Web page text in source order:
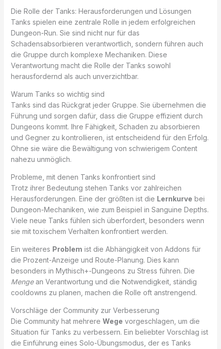
Die Rolle der Tanks: Herausforderungen und Lösungen
Tanks spielen eine zentrale Rolle in jedem erfolgreichen
Dungeon-Run. Sie sind nicht nur für das
Schadensabsorbieren verantwortlich, sondern führen auch
die Gruppe durch komplexe Mechaniken. Diese
Verantwortung macht die Rolle der Tanks sowohl
herausfordernd als auch unverzichtbar.
Warum Tanks so wichtig sind
Tanks sind das Rückgrat jeder Gruppe. Sie übernehmen die
Führung und sorgen dafür, dass die Gruppe effizient durch
Dungeons kommt. Ihre Fähigkeit, Schaden zu absorbieren
und Gegner zu kontrollieren, ist entscheidend für den Erfolg.
Ohne sie wäre die Bewältigung von schwierigem Content
nahezu unmöglich.
Probleme, mit denen Tanks konfrontiert sind
Trotz ihrer Bedeutung stehen Tanks vor zahlreichen
Herausforderungen. Eine der größten ist die Lernkurve bei
Dungeon-Mechaniken, wie zum Beispiel in Sanguine Depths.
Viele neue Tanks fühlen sich überfordert, besonders wenn
sie mit toxischem Verhalten konfrontiert werden.
Ein weiteres Problem ist die Abhängigkeit von Addons für
die Prozent-Anzeige und Route-Planung. Dies kann
besonders in Mythisch+-Dungeons zu Stress führen. Die
Mengean Verantwortung und die Notwendigkeit, ständig
cooldowns zu planen, machen die Rolle oft anstrengend.
Vorschläge der Community zur Verbesserung
Die Community hat mehrere Wege vorgeschlagen, um die
Situation für Tanks zu verbessern. Ein beliebter Vorschlag ist
die Einführung eines Solo-Übungsmodus, der es Tanks